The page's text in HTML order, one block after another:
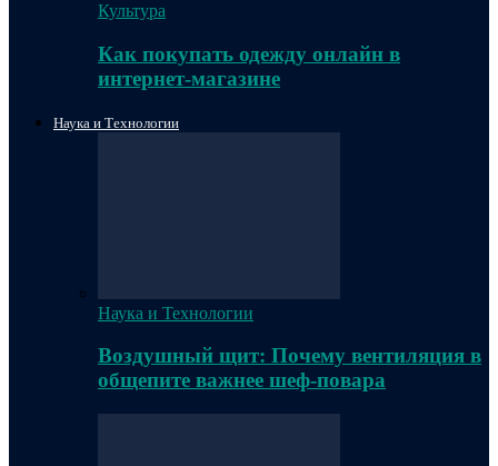
Культура
Как покупать одежду онлайн в
интернет-магазине
Наука и Технологии
Наука и Технологии
Воздушный щит: Почему вентиляция в
общепите важнее шеф-повара